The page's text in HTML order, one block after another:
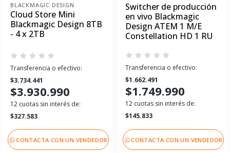
BLACKMAGIC DESIGN
Cloud Store Mini
Blackmagic Design 8TB
- 4 x 2TB
Transferencia o efectivo:
$3.734.441
$3.930.990
12 cuotas sin interés de:
$327.583
CONTACTA CON UN VENDEDOR
Switcher de producción
en vivo Blackmagic
Design ATEM 1 M/E
Constellation HD 1 RU
Transferencia o efectivo:
$1.662.491
$1.749.990
12 cuotas sin interés de:
$145.833
CONTACTA CON UN VENDEDOR